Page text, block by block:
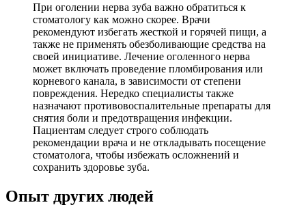
При оголении нерва зуба важно обратиться к
стоматологу как можно скорее. Врачи
рекомендуют избегать жесткой и горячей пищи, а
также не применять обезболивающие средства на
своей инициативе. Лечение оголенного нерва
может включать проведение пломбирования или
корневого канала, в зависимости от степени
повреждения. Нередко специалисты также
назначают противовоспалительные препараты для
снятия боли и предотвращения инфекции.
Пациентам следует строго соблюдать
рекомендации врача и не откладывать посещение
стоматолога, чтобы избежать осложнений и
сохранить здоровье зуба.
Опыт других людей